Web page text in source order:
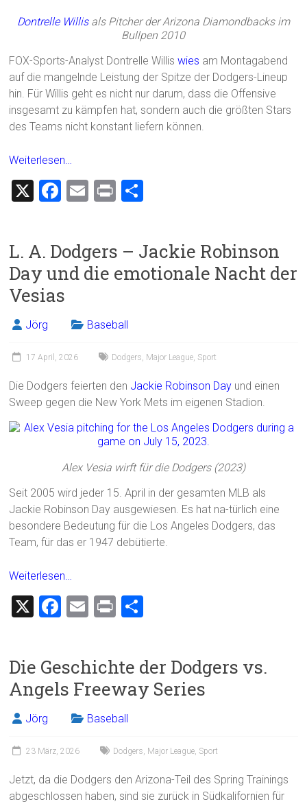
Dontrelle Willisals Pitcher der Arizona Diamondbacks im
Bullpen 2010
FOX-Sports-Analyst Dontrelle Williswies am Montagabend
auf die mangelnde Leistung der Spitze der Dodgers-Lineup
hin. Für Willis geht es nicht nur darum, dass die Offensive
insgesamt zu kämpfen hat, sondern auch die größten Stars
des Teams nicht konstant liefern können.
Weiterlesen…
X
F
b
o
ok
E
l
Pr
n
L. A. Dodgers – Jackie Robinson
Day und die emotionale Nacht der
Vesias
Jörg Baseball
17 April, 2026 Dodgers, Major League, Sport
Die Dodgers feierten den Jackie Robinson Day und einen
Sweep gegen die New York Mets im eigenen Stadion.
Alex Vesia wirft für die Dodgers (2023)
Seit 2005 wird jeder 15. April in der gesamten MLB als
Jackie Robinson Day ausgewiesen. Es hat na-türlich eine
besondere Bedeutung für die Los Angeles Dodgers, das
Team, für das er 1947 debütierte.
Weiterlesen…
X
F
b
o
ok
E
l
Pr
n
Die Geschichte der Dodgers vs.
Angels Freeway Series
Jörg Baseball
23 März, 2026 Dodgers, Major League, Sport
Jetzt, da die Dodgers den Arizona-Teil des Spring Trainings
abgeschlossen haben, sind sie zurück in Südkalifornien für